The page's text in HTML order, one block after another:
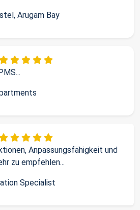
Arugam Bay
Anpassungsfähigkeit und
zu empfehlen...
Specialist